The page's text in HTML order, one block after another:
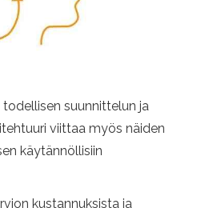
suunnittelun ja
viittaa myös näiden
käytännöllisiin
kustannuksista ja